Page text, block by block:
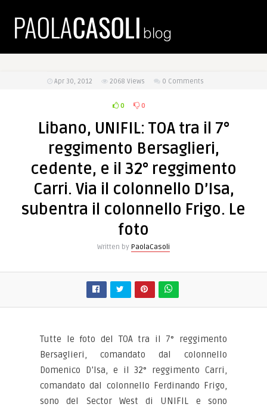
Apr 30, 2012 2068 Views 0 Comments
0 0
Libano, UNIFIL: TOA tra il 7°
reggimento Bersaglieri,
cedente, e il 32° reggimento
Carri. Via il colonnello D’Isa,
subentra il colonnello Frigo. Le
foto
Written by PaolaCasoli
Tutte le foto del TOA tra il 7° reggimento
Bersaglieri, comandato dal colonnello
Domenico D’Isa, e il 32° reggimento Carri,
comandato dal colonnello Ferdinando Frigo,
sono del Sector West di UNIFIL e sono